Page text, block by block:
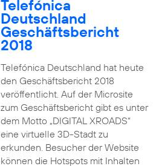
Telefónica
Deutschland
Geschäftsbericht
2018
Telefónica Deutschland hat heute
den Geschäftsbericht 2018
veröffentlicht. Auf der Microsite
zum Geschäftsbericht gibt es unter
dem Motto „DIGITAL XROADS“
eine virtuelle 3D-Stadt zu
erkunden. Besucher der Website
können die Hotspots mit Inhalten